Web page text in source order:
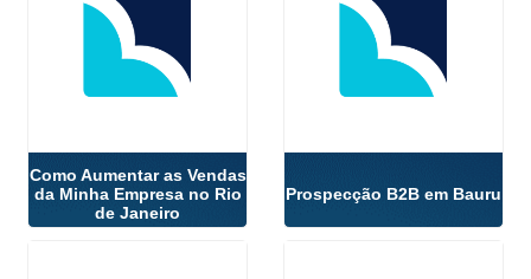
Como Aumentar as Vendas
da Minha Empresa no Rio
de Janeiro
Prospecção B2B em Bauru